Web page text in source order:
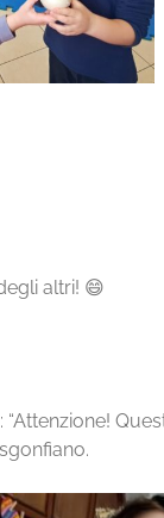
altri! 😄
“Attenzione!